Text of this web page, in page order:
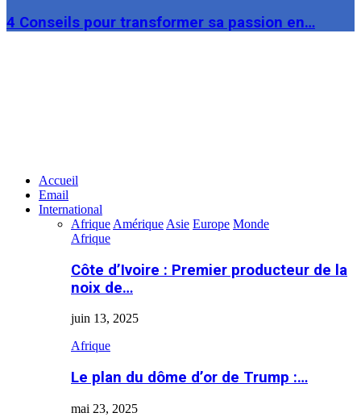
4 Conseils pour transformer sa passion en…
Accueil
Email
International
Afrique Amérique Asie Europe Monde
Afrique
Côte d’Ivoire : Premier producteur de la
noix de…
juin 13, 2025
Afrique
Le plan du dôme d’or de Trump :…
mai 23, 2025